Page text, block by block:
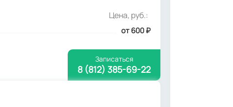
Цена, руб.:
от 600₽
Записаться
8 (812) 385-69-22